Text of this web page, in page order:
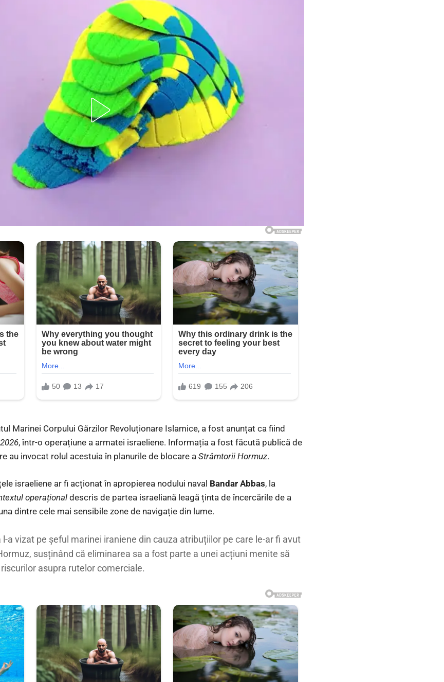
Marinei Corpului Gărzilor Revoluționare Islamice, a fost anunțat ca fiind
, într-o operațiune a armatei israeliene. Informația a fost făcută publică de
au invocat rolul acestuia în planurile de blocare a Strâmtorii Hormuz.
israeliene ar fi acționat în apropierea nodului naval Bandar Abbas, la
operațional descris de partea israeliană leagă ținta de încercările de a
dintre cele mai sensibile zone de navigație din lume.
a vizat pe șeful marinei iraniene din cauza atribuțiilor pe care le-ar fi avut
susținând că eliminarea sa a fost parte a unei acțiuni menite să
asupra rutelor comerciale.